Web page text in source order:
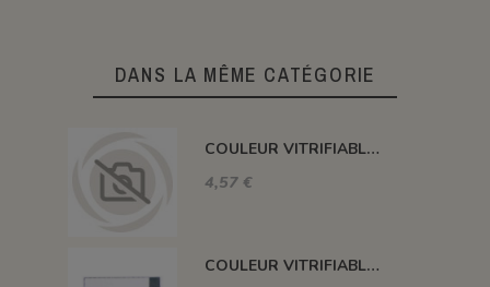
DANS LA MÊME CATÉGORIE
COULEUR VITRIFIABLE DÉCOR SANS PLOMB JAUNE VA105
4,57 €
COULEUR VITRIFIABLE DÉCOR SANS PLOMB GRIS VA116